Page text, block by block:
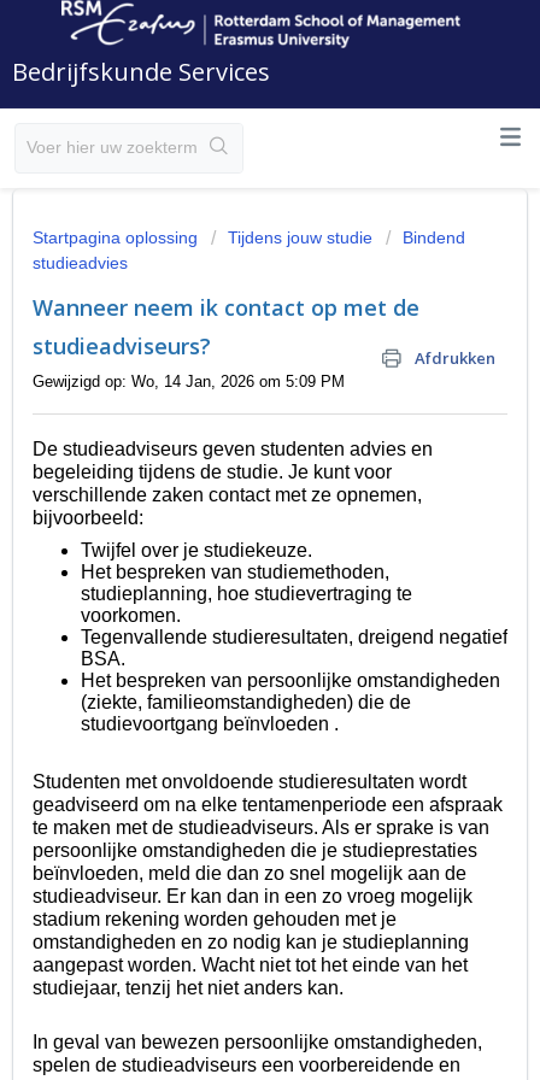
Bedrijfskunde Services
Startpagina oplossing Tijdens jouw studie
Bindend
studieadvies
Wanneer neem ik contact op met de
studieadviseurs?
Afdrukken
Gewijzigd op: Wo, 14 Jan, 2026 om 5:09 PM
De studieadviseurs geven studenten advies en
begeleiding tijdens de studie. Je kunt voor
verschillende zaken contact met ze opnemen,
bijvoorbeeld:
Twijfel over je studiekeuze.
Het bespreken van studiemethoden,
studieplanning, hoe studievertraging te
voorkomen.
Tegenvallende studieresultaten, dreigend negatief
BSA.
Het bespreken van persoonlijke omstandigheden
(ziekte, familieomstandigheden) die de
studievoortgang beïnvloeden .
Studenten met onvoldoende studieresultaten wordt
geadviseerd om na elke tentamenperiode een afspraak
te maken met de studieadviseurs. Als er sprake is van
persoonlijke omstandigheden die je studieprestaties
beïnvloeden, meld die dan zo snel mogelijk aan de
studieadviseur. Er kan dan in een zo vroeg mogelijk
stadium rekening worden gehouden met je
omstandigheden en zo nodig kan je studieplanning
aangepast worden. Wacht niet tot het einde van het
studiejaar, tenzij het niet anders kan.
In geval van bewezen persoonlijke omstandigheden,
spelen de studieadviseurs een voorbereidende en